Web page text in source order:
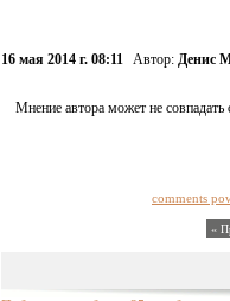
16 мая 2014 г. 08:11 Автор: Денис
Мнение автора может не
comments
«